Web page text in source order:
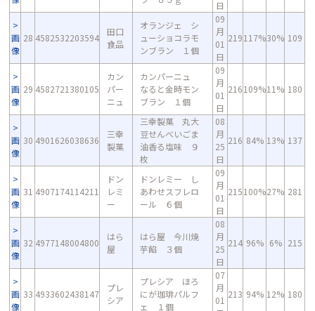
日
画
像
28 4582532203594
田口
食品
オランジェ シ
ューショコラモ
ンブラン １個
09
月
01
日
219117%30% 109
画
像
29 4582721380105
カン
パー
ニュ
カンパーニュ
なると金時モン
ブラン １個
09
月
01
日
216109%11% 180
画
像
30 4901626038636
三幸
製菓
三幸製菓 丸大
豆せんべいごま
油香る塩味 ９
枚
08
月
25
日
216 84% 13% 137
画
像
31 4907174114211
ドン
レミ
ー
ドンレミー し
あわせスフレロ
ール ６個
09
月
01
日
215100%27% 281
画
像
32 4977148004800
はら
屋
はら屋 今川焼
芋餡 ３個
08
月
25
日
214 96% 6% 215
画
像
33 4933602438147
プレ
シア
プレシア ほろ
にが珈琲パルフ
ェ １個
07
月
01
213 94% 12% 180